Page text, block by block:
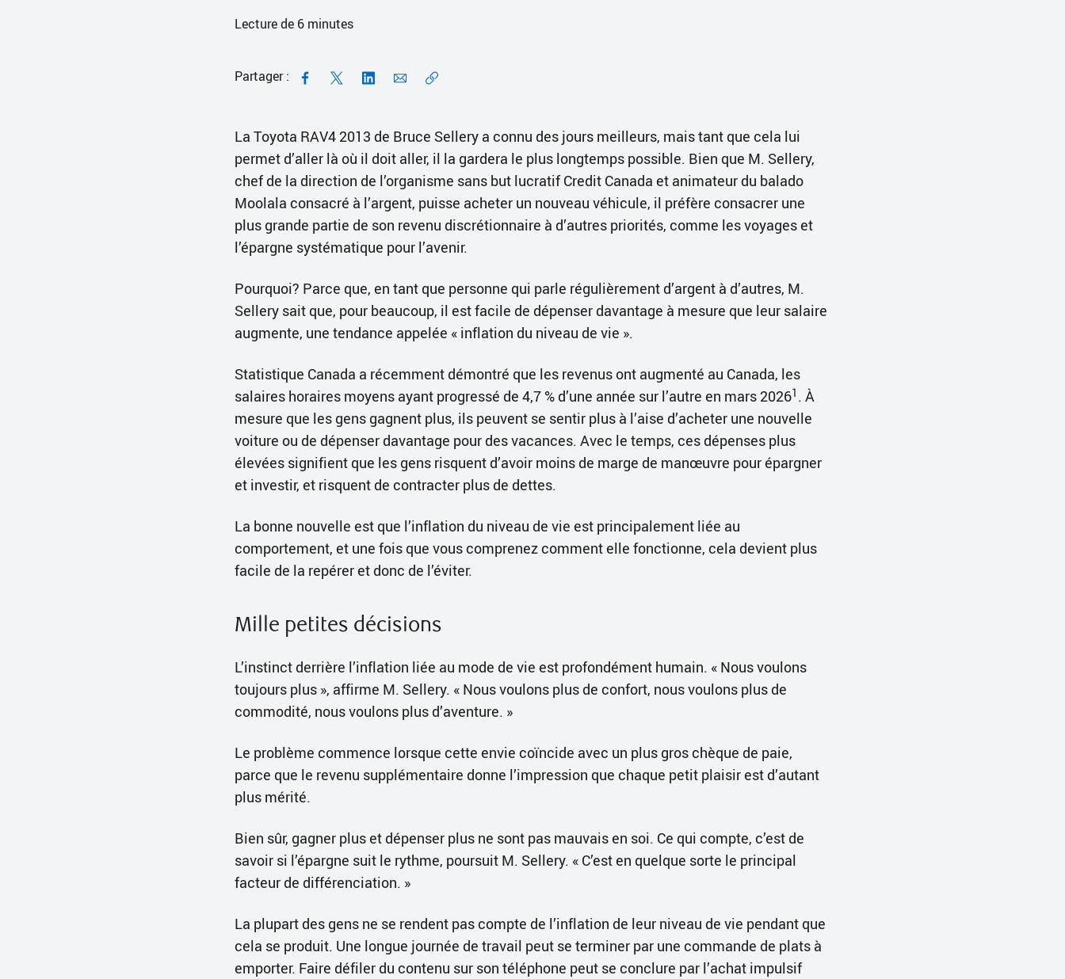
Lecture de 6 minutes
Partager :
La Toyota RAV4 2013 de Bruce Sellery a connu des jours meilleurs, mais tant que cela lui
permet d’aller là où il doit aller, il la gardera le plus longtemps possible. Bien que M. Sellery,
chef de la direction de l’organisme sans but lucratif Credit Canada et animateur du balado
Moolala consacré à l’argent, puisse acheter un nouveau véhicule, il préfère consacrer une
plus grande partie de son revenu discrétionnaire à d’autres priorités, comme les voyages et
l’épargne systématique pour l’avenir.
Pourquoi? Parce que, en tant que personne qui parle régulièrement d’argent à d’autres, M.
Sellery sait que, pour beaucoup, il est facile de dépenser davantage à mesure que leur salaire
augmente, une tendance appelée « inflation du niveau de vie ».
Statistique Canada a récemment démontré que les revenus ont augmenté au Canada, les
salaires horaires moyens ayant progressé de 4,7 % d’une année sur l’autre en mars 20261 . À
mesure que les gens gagnent plus, ils peuvent se sentir plus à l’aise d’acheter une nouvelle
voiture ou de dépenser davantage pour des vacances. Avec le temps, ces dépenses plus
élevées signifient que les gens risquent d’avoir moins de marge de manœuvre pour épargner
et investir, et risquent de contracter plus de dettes.
La bonne nouvelle est que l’inflation du niveau de vie est principalement liée au
comportement, et une fois que vous comprenez comment elle fonctionne, cela devient plus
facile de la repérer et donc de l’éviter.
Mille petites décisions
L’instinct derrière l’inflation liée au mode de vie est profondément humain. « Nous voulons
toujours plus », affirme M. Sellery. « Nous voulons plus de confort, nous voulons plus de
commodité, nous voulons plus d’aventure. »
Le problème commence lorsque cette envie coïncide avec un plus gros chèque de paie,
parce que le revenu supplémentaire donne l’impression que chaque petit plaisir est d’autant
plus mérité.
Bien sûr, gagner plus et dépenser plus ne sont pas mauvais en soi. Ce qui compte, c’est de
savoir si l’épargne suit le rythme, poursuit M. Sellery. « C’est en quelque sorte le principal
facteur de différenciation. »
La plupart des gens ne se rendent pas compte de l’inflation de leur niveau de vie pendant que
cela se produit. Une longue journée de travail peut se terminer par une commande de plats à
emporter. Faire défiler du contenu sur son téléphone peut se conclure par l’achat impulsif